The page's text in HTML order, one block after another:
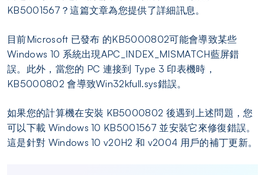
KB5001567？這篇文章為您提供了詳細訊息。
目前Microsoft 已發布 的KB5000802可能會導致某些
Windows 10 系統出現APC_INDEX_MISMATCH藍屏錯
誤。此外，當您的 PC 連接到 Type 3 印表機時，
KB5000802 會導致Win32kfull.sys錯誤。
如果您的計算機在安裝 KB5000802 後遇到上述問題，您
可以下載 Windows 10 KB5001567 並安裝它來修復錯誤。
這是針對 Windows 10 v20H2 和 v2004 用戶的補丁更新。